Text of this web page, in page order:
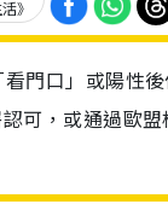
》
門口」或陽性
可，或通過歐盟